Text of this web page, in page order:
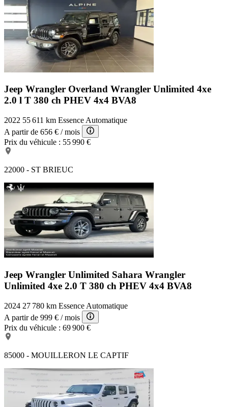
Jeep Wrangler Overland Wrangler Unlimited 4xe
2.0 l T 380 ch PHEV 4x4 BVA8
2022 55 611 km Essence Automatique
A partir de 656 € / mois
Prix du véhicule : 55 990 €
22000 - ST BRIEUC
Jeep Wrangler Unlimited Sahara Wrangler
Unlimited 4xe 2.0 T 380 ch PHEV 4x4 BVA8
2024 27 780 km Essence Automatique
A partir de 999 € / mois
Prix du véhicule : 69 900 €
85000 - MOUILLERON LE CAPTIF